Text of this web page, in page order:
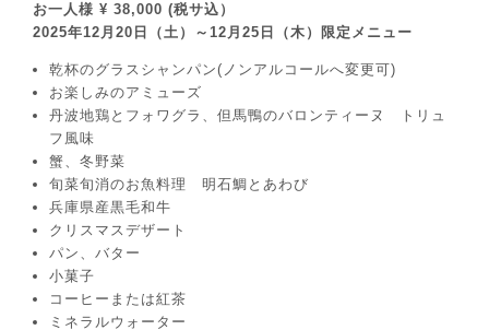
お一人様 ¥ 38,000 (税サ込）
2025年12月20日（土）～12月25日（木）限定メニュー
乾杯のグラスシャンパン(ノンアルコールへ変更可)
お楽しみのアミューズ
丹波地鶏とフォワグラ、但馬鴨のバロンティーヌ トリュ
フ風味
蟹、冬野菜
旬菜旬消のお魚料理 明石鯛とあわび
兵庫県産黒毛和牛
クリスマスデザート
パン、バター
小菓子
コーヒーまたは紅茶
ミネラルウォーター